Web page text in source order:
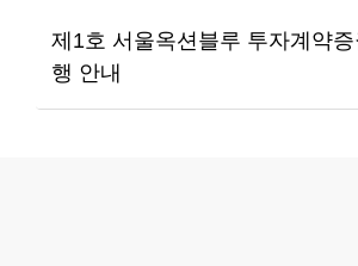
제1호 서울옥션블루 투자계약
행 안내